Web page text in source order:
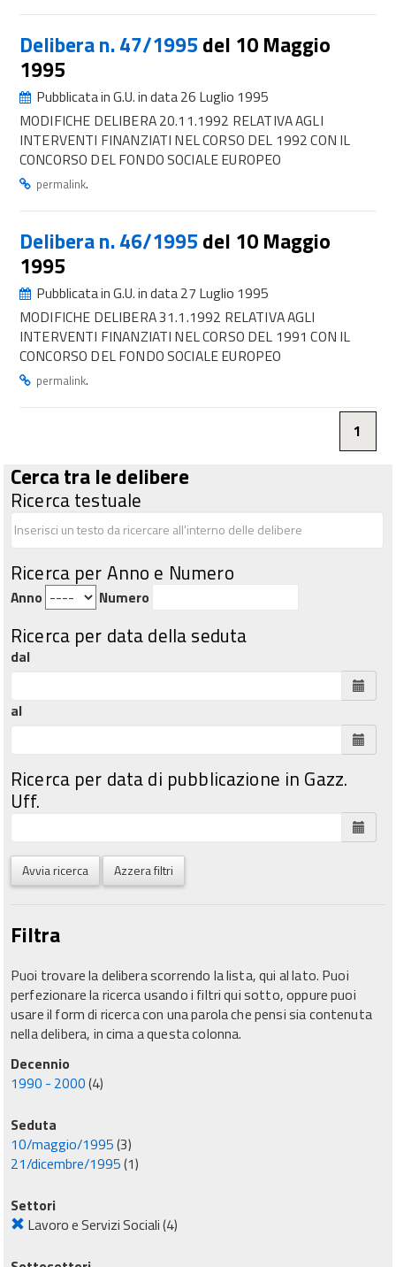
Delibera n. 47/1995 del 10 Maggio
1995
Pubblicata in G.U. in data 26 Luglio 1995
MODIFICHE DELIBERA 20.11.1992 RELATIVA AGLI
INTERVENTI FINANZIATI NEL CORSO DEL 1992 CON IL
CONCORSO DEL FONDO SOCIALE EUROPEO
permalink.
Delibera n. 46/1995 del 10 Maggio
1995
Pubblicata in G.U. in data 27 Luglio 1995
MODIFICHE DELIBERA 31.1.1992 RELATIVA AGLI
INTERVENTI FINANZIATI NEL CORSO DEL 1991 CON IL
CONCORSO DEL FONDO SOCIALE EUROPEO
permalink.
1
Cerca tra le delibere
Ricerca testuale
Ricerca per Anno e Numero
Anno Numero
Ricerca per data della seduta
dal
al
Ricerca per data di pubblicazione in Gazz.
Uff.
Avvia ricerca Azzera filtri
Filtra
Puoi trovare la delibera scorrendo la lista, qui al lato. Puoi
perfezionare la ricerca usando i filtri qui sotto, oppure puoi
usare il form di ricerca con una parola che pensi sia contenuta
nella delibera, in cima a questa colonna.
Decennio
1990 - 2000(4)
Seduta
10/maggio/1995(3)
21/dicembre/1995(1)
Settori
Lavoro e Servizi Sociali(4)